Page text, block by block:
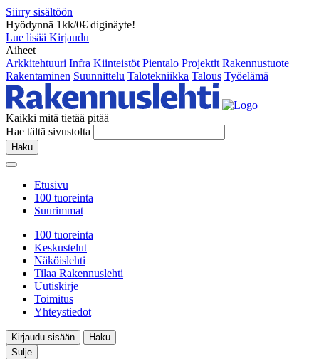
Siirry sisältöön
Hyödynnä 1kk/0€ diginäyte!
Lue lisää Kirjaudu
Aiheet
Arkkitehtuuri Infra Kiinteistöt Pientalo Projektit Rakennustuote
Rakentaminen Suunnittelu Talotekniikka Talous Työelämä
Kaikki mitä tietää pitää
Hae tältä sivustolta
Haku
Etusivu
100 tuoreinta
Suurimmat
100 tuoreinta
Keskustelut
Näköislehti
Tilaa Rakennuslehti
Uutiskirje
Toimitus
Yhteystiedot
Kirjaudu sisään
Haku
Sulje